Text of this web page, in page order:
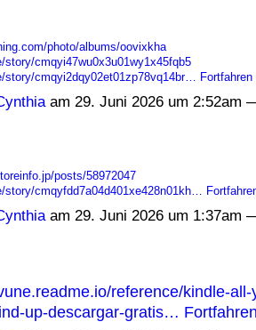
photo/albums/oovixkha
cmqyi47wu0x3u01wy1x45fqb5
cmqyi2dqy02et01zp78vq14br…
Fortfahren
am 29. Juni 2026 um 2:52am
posts/58972047
cmqyfdd7a04d401xe428n01kh…
am 29. Juni 2026 um 1:37am
reference/kindle-
up-descargar-gratis…